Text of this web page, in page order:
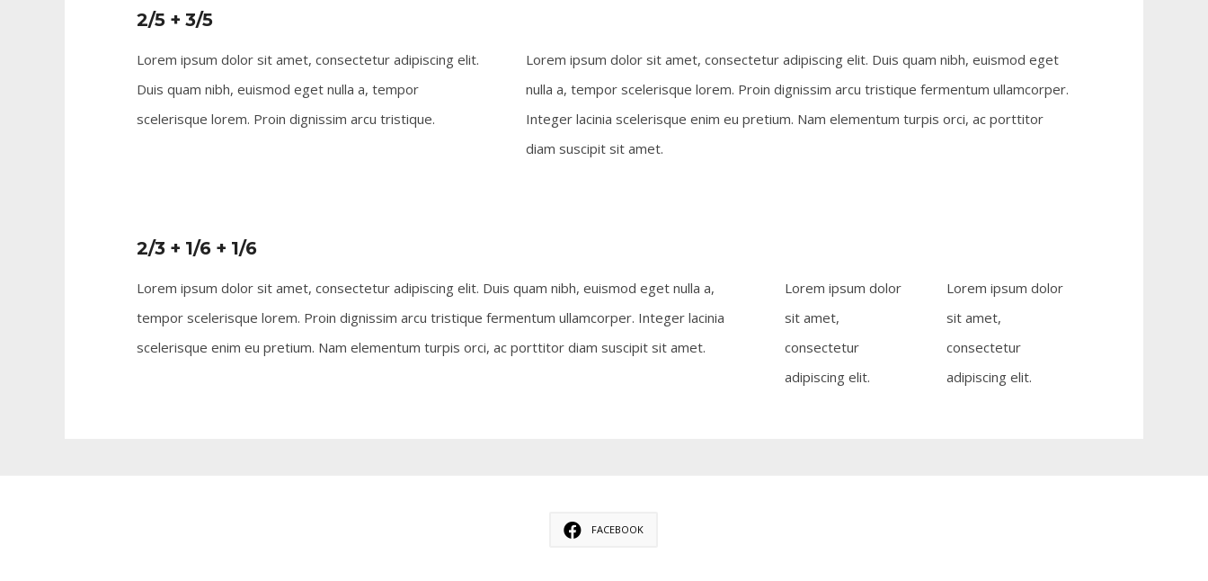
2/5 + 3/5
Lorem ipsum dolor sit amet, consectetur adipiscing elit.
Duis quam nibh, euismod eget nulla a, tempor
scelerisque lorem. Proin dignissim arcu tristique.
Lorem ipsum dolor sit amet, consectetur adipiscing elit. Duis quam nibh, euismod eget
nulla a, tempor scelerisque lorem. Proin dignissim arcu tristique fermentum ullamcorper.
Integer lacinia scelerisque enim eu pretium. Nam elementum turpis orci, ac porttitor
diam suscipit sit amet.
2/3 + 1/6 + 1/6
Lorem ipsum dolor sit amet, consectetur adipiscing elit. Duis quam nibh, euismod eget nulla a,
tempor scelerisque lorem. Proin dignissim arcu tristique fermentum ullamcorper. Integer lacinia
scelerisque enim eu pretium. Nam elementum turpis orci, ac porttitor diam suscipit sit amet.
Lorem ipsum dolor
sit amet,
consectetur
adipiscing elit.
Lorem ipsum dolor
sit amet,
consectetur
adipiscing elit.
FACEBOOK